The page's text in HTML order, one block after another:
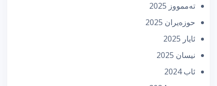
تەممووز 2025
حوزه‌یران 2025
ئایار 2025
نیسان 2025
ئاب 2024